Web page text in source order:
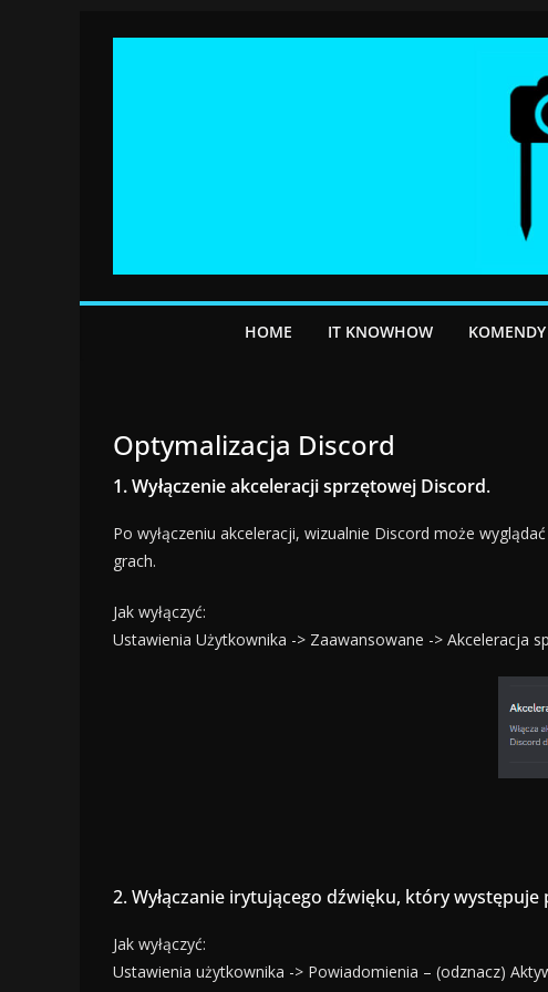
HOME IT KNOWHOW KOMENDY
Optymalizacja Discord
1. Wyłączenie akceleracji sprzętowej Discord.
Po wyłączeniu akceleracji, wizualnie Discord może
grach.
Jak wyłączyć:
Ustawienia Użytkownika -> Zaawansowane -> Akceleracja
2. Wyłączanie irytującego dźwięku, który
Jak wyłączyć:
Ustawienia użytkownika -> Powiadomienia – (odznacz)